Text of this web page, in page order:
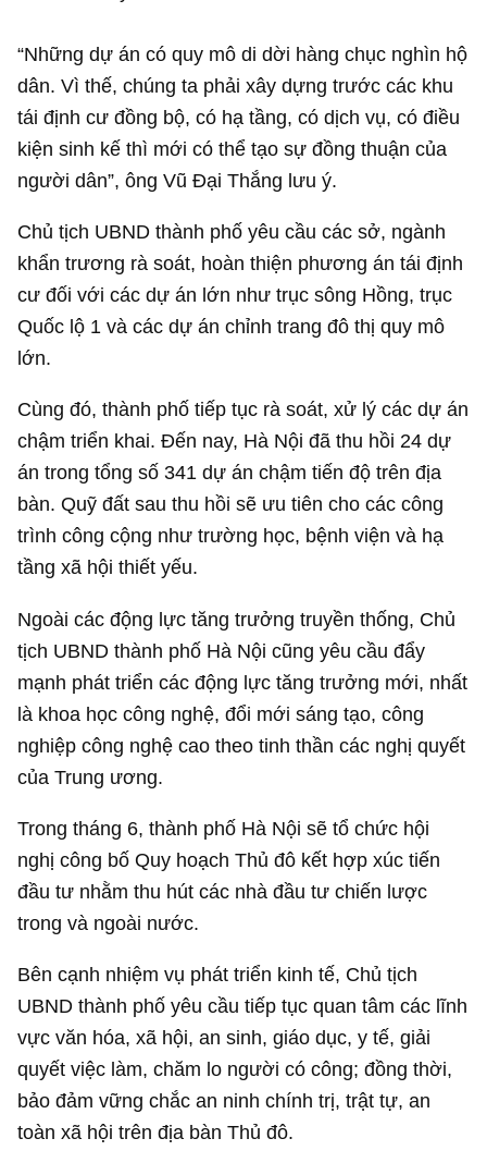
“Những dự án có quy mô di dời hàng chục nghìn hộ
dân. Vì thế, chúng ta phải xây dựng trước các khu
tái định cư đồng bộ, có hạ tầng, có dịch vụ, có điều
kiện sinh kế thì mới có thể tạo sự đồng thuận của
người dân”, ông Vũ Đại Thắng lưu ý.
Chủ tịch UBND thành phố yêu cầu các sở, ngành
khẩn trương rà soát, hoàn thiện phương án tái định
cư đối với các dự án lớn như trục sông Hồng, trục
Quốc lộ 1 và các dự án chỉnh trang đô thị quy mô
lớn.
Cùng đó, thành phố tiếp tục rà soát, xử lý các dự án
chậm triển khai. Đến nay, Hà Nội đã thu hồi 24 dự
án trong tổng số 341 dự án chậm tiến độ trên địa
bàn. Quỹ đất sau thu hồi sẽ ưu tiên cho các công
trình công cộng như trường học, bệnh viện và hạ
tầng xã hội thiết yếu.
Ngoài các động lực tăng trưởng truyền thống, Chủ
tịch UBND thành phố Hà Nội cũng yêu cầu đẩy
mạnh phát triển các động lực tăng trưởng mới, nhất
là khoa học công nghệ, đổi mới sáng tạo, công
nghiệp công nghệ cao theo tinh thần các nghị quyết
của Trung ương.
Trong tháng 6, thành phố Hà Nội sẽ tổ chức hội
nghị công bố Quy hoạch Thủ đô kết hợp xúc tiến
đầu tư nhằm thu hút các nhà đầu tư chiến lược
trong và ngoài nước.
Bên cạnh nhiệm vụ phát triển kinh tế, Chủ tịch
UBND thành phố yêu cầu tiếp tục quan tâm các lĩnh
vực văn hóa, xã hội, an sinh, giáo dục, y tế, giải
quyết việc làm, chăm lo người có công; đồng thời,
bảo đảm vững chắc an ninh chính trị, trật tự, an
toàn xã hội trên địa bàn Thủ đô.